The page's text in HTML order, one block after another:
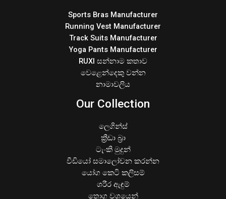
Sports Bras Manufacturer
Running Vest Manufacturer
Track Suits Manufacturer
Yoga Pants Manufacturer
RUXI සන්නාම කතාව
වෙළෙන්දෙකු වන්න
නාමාවලිය
Our Collection
ලෙගින්ස්
ක්‍රීඩා බ්‍රා
ටැංකි මුදුන්
වීඩියෝ සමාලෝචන කරන්න
යෝග කෙටි කලිසම්
ශරීර ඇඳුම්
තොග වශයෙන්